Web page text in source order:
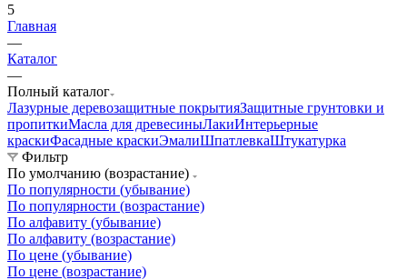
5
Главная
—
Каталог
—
Полный каталог
Лазурные деревозащитные покрытияЗащитные грунтовки и
пропиткиМасла для древесиныЛакиИнтерьерные
краскиФасадные краскиЭмалиШпатлевкаШтукатурка
Фильтр
По умолчанию (возрастание)
По популярности (убывание)
По популярности (возрастание)
По алфавиту (убывание)
По алфавиту (возрастание)
По цене (убывание)
По цене (возрастание)